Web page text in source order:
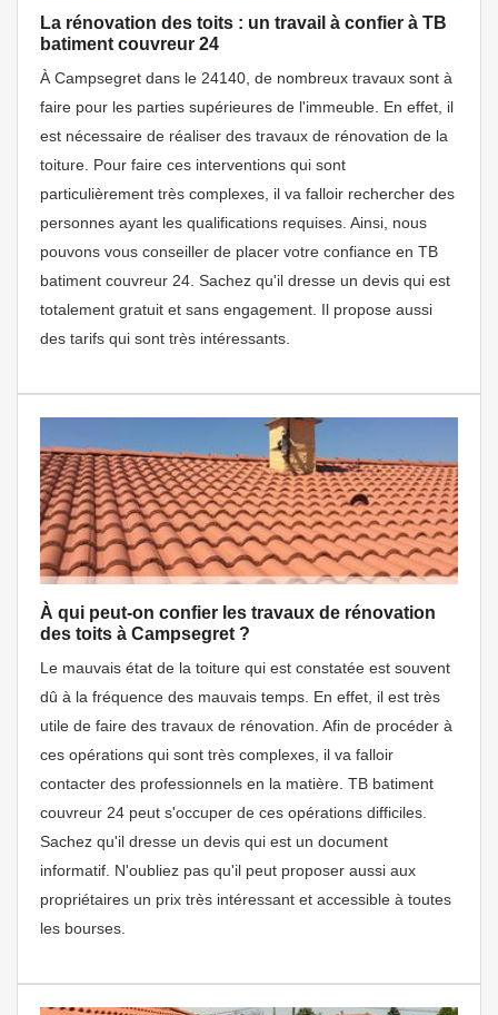
La rénovation des toits : un travail à confier à TB
batiment couvreur 24
À Campsegret dans le 24140, de nombreux travaux sont à
faire pour les parties supérieures de l'immeuble. En effet, il
est nécessaire de réaliser des travaux de rénovation de la
toiture. Pour faire ces interventions qui sont
particulièrement très complexes, il va falloir rechercher des
personnes ayant les qualifications requises. Ainsi, nous
pouvons vous conseiller de placer votre confiance en TB
batiment couvreur 24. Sachez qu'il dresse un devis qui est
totalement gratuit et sans engagement. Il propose aussi
des tarifs qui sont très intéressants.
À qui peut-on confier les travaux de rénovation
des toits à Campsegret ?
Le mauvais état de la toiture qui est constatée est souvent
dû à la fréquence des mauvais temps. En effet, il est très
utile de faire des travaux de rénovation. Afin de procéder à
ces opérations qui sont très complexes, il va falloir
contacter des professionnels en la matière. TB batiment
couvreur 24 peut s'occuper de ces opérations difficiles.
Sachez qu'il dresse un devis qui est un document
informatif. N'oubliez pas qu'il peut proposer aussi aux
propriétaires un prix très intéressant et accessible à toutes
les bourses.